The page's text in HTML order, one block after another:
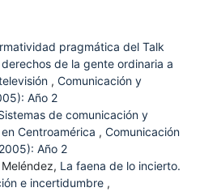
pragmática del Talk
de la gente ordinaria a
, Comunicación y
Año 2
de comunicación y
Centroamérica , Comunicación
Año 2
La faena de lo incierto.
e incertidumbre ,